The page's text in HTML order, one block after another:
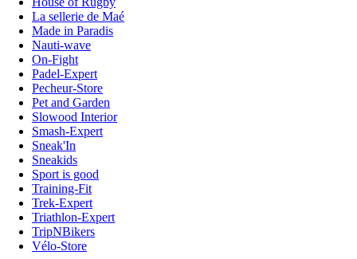
La sellerie de Maé
Made in Paradis
Nauti-wave
On-Fight
Padel-Expert
Pecheur-Store
Pet and Garden
Slowood Interior
Smash-Expert
Sneak'In
Sneakids
Sport is good
Training-Fit
Trek-Expert
Triathlon-Expert
TripNBikers
Vélo-Store